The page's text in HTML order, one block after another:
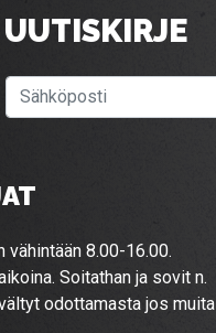
8.00-16.00.
Soitathan ja sovit n.
odottamasta jos muita